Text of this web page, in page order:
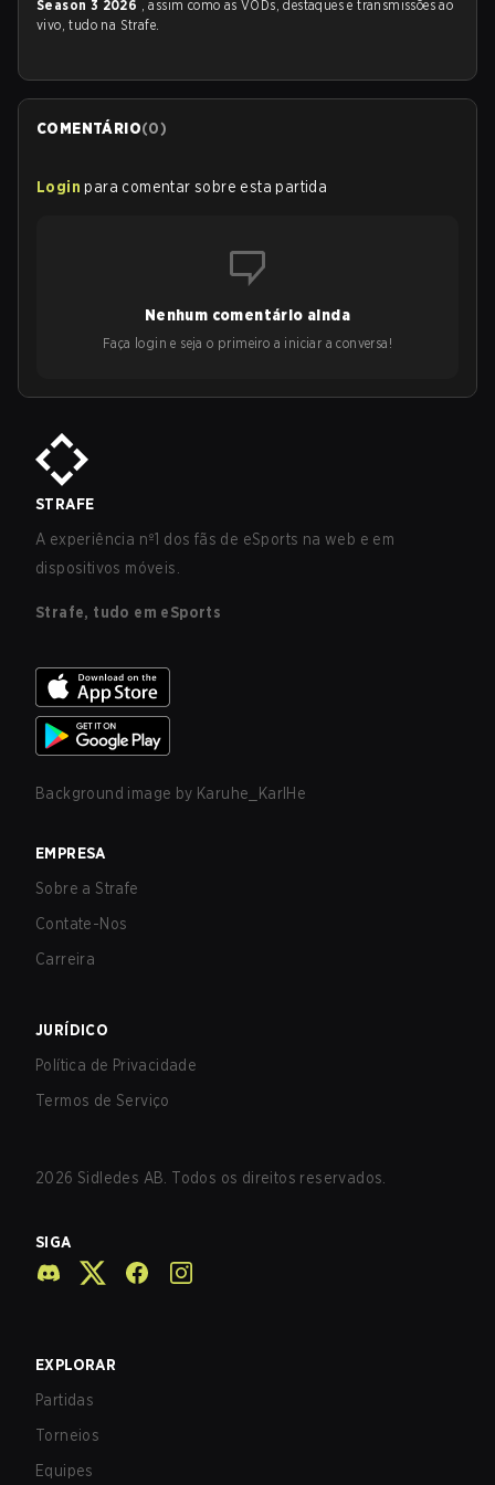
Season 3 2026 , assim como as VODs, destaques e transmissões ao
vivo, tudo na Strafe.
COMENTÁRIO(0)
Login para comentar sobre esta partida
Nenhum comentário ainda
Faça login e seja o primeiro a iniciar a conversa!
STRAFE
A experiência nº1 dos fãs de eSports na web e em
dispositivos móveis.
Strafe, tudo em eSports
Background image by Karuhe_KarlHe
EMPRESA
Sobre a Strafe
Contate-Nos
Carreira
JURÍDICO
Política de Privacidade
Termos de Serviço
2026 Sidledes AB. Todos os direitos reservados.
SIGA
EXPLORAR
Partidas
Torneios
Equipes